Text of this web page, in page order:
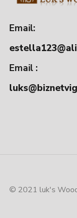
Email:
Email :
© 2021 luk's